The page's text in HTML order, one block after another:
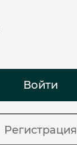
Войти
Регистрация